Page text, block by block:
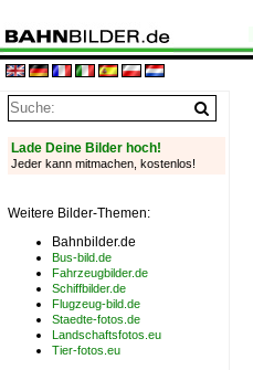
Lade Deine Bilder hoch!
Jeder kann mitmachen, kostenlos!
Weitere Bilder-Themen:
Bahnbilder.de
Bus-bild.de
Fahrzeugbilder.de
Schiffbilder.de
Flugzeug-bild.de
Staedte-fotos.de
Landschaftsfotos.eu
Tier-fotos.eu